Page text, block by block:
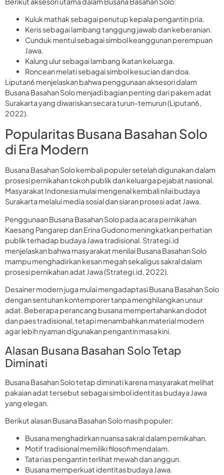
Kuluk mathak sebagai penutup kepala pengantin pria.
Keris sebagai lambang tanggung jawab dan keberanian.
Cunduk mentul sebagai simbol keanggunan perempuan
Jawa.
Kalung ulur sebagai lambang ikatan keluarga.
Roncean melati sebagai simbol kesucian dan doa.
Liputan6 menjelaskan bahwa penggunaan aksesori dalam
Busana Basahan Solo menjadi bagian penting dari pakem adat
Surakarta yang diwariskan secara turun-temurun (Liputan6,
2022).
Popularitas Busana Basahan Solo
di Era Modern
Busana Basahan Solo kembali populer setelah digunakan dalam
prosesi pernikahan tokoh publik dan keluarga pejabat nasional.
Masyarakat Indonesia mulai mengenal kembali nilai budaya
Surakarta melalui media sosial dan siaran prosesi adat Jawa.
Penggunaan Busana Basahan Solo pada acara pernikahan
Kaesang Pangarep dan Erina Gudono meningkatkan perhatian
publik terhadap budaya Jawa tradisional. Strategi.id
menjelaskan bahwa masyarakat menilai Busana Basahan Solo
mampu menghadirkan kesan megah sekaligus sakral dalam
prosesi pernikahan adat Jawa (Strategi.id, 2022).
Desainer modern juga mulai mengadaptasi Busana Basahan Solo
dengan sentuhan kontemporer tanpa menghilangkan unsur
adat. Beberapa perancang busana mempertahankan dodot
dan paes tradisional, tetapi menambahkan material modern
agar lebih nyaman digunakan pengantin masa kini.
Alasan Busana Basahan Solo Tetap
Diminati
Busana Basahan Solo tetap diminati karena masyarakat melihat
pakaian adat tersebut sebagai simbol identitas budaya Jawa
yang elegan.
Berikut alasan Busana Basahan Solo masih populer:
Busana menghadirkan nuansa sakral dalam pernikahan.
Motif tradisional memiliki filosofi mendalam.
Tata rias pengantin terlihat mewah dan anggun.
Busana memperkuat identitas budaya Jawa.